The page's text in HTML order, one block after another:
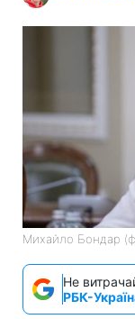
Михайло Бондар
Не
РБК-